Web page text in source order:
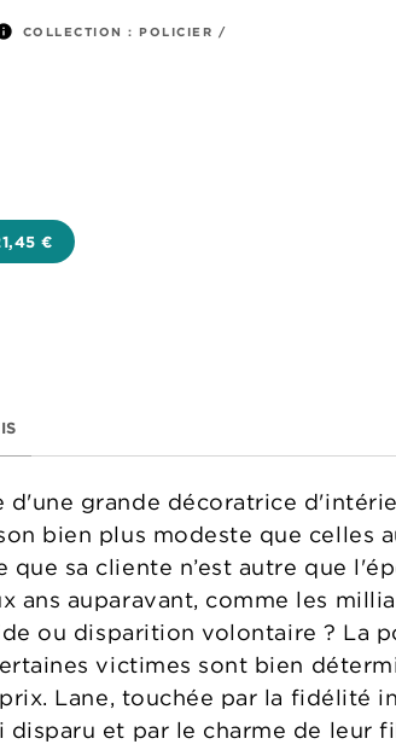
COLLECTION : POLICIER /
€
d'une grande décoratrice
bien plus modeste que celles
sa cliente n’est autre que
ans auparavant, comme les
ou disparition volontaire ? La
victimes sont bien
Lane, touchée par la fidélité
disparu et par le charme de leur